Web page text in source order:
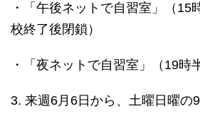
・「午後ネットで自習室」（15
校終了後閉鎖）
・「夜ネットで自習室」（19時
3. 来週6月6日から、土曜日曜の